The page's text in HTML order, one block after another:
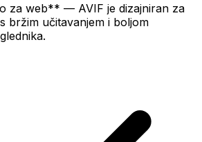
za web** — AVIF je dizajniran za
bržim učitavanjem i boljom